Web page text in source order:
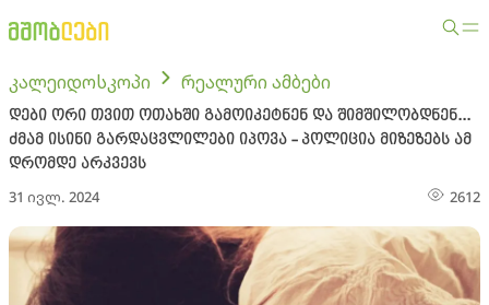
კალეიდოსკოპი რეალური ამბები
დები ორი თვით ოთახში გამოიკეტნენ და შიმშილობდნენ...
ძმამ ისინი გარდაცვლილები იპოვა - პოლიცია მიზეზებს ამ
დრომდე არკვევს
31 ივლ. 2024 2612